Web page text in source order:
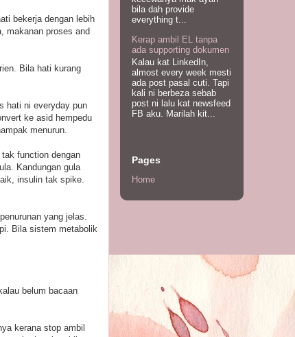
bekerja dengan lebih
makanan proses and
Bila hati kurang
hati ni everyday pun
ke asid hempedu
menurun.
function dengan
Kandungan gula
insulin tak spike.
yang jelas.
Bila sistem metabolik
belum bacaan
kerana stop ambil
bila dah provide
everything t...
Kerap ambil EL tanpa
ada supporting dokumen
Kalau kat LinkedIn,
almost every week mesti
ada post pasal cuti. Tapi
kali ni berbeza sebab
post ni lalu kat newsfeed
FB aku. Marilah kit...
Pages
Home